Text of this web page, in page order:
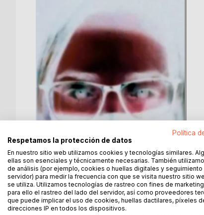
DESCRIPCIÓN SOBRE EL AUTOR
Política
Respetamos la protección de datos
En nuestro sitio web utilizamos cookies y tecnologías similares.
ellas son esenciales y técnicamente necesarias. También
de análisis (por ejemplo, cookies o huellas digitales y
servidor) para medir la frecuencia con que se visita nuestro sitio
se utiliza. Utilizamos tecnologías de rastreo con fines de
para ello el rastreo del lado del servidor, así como proveedores
que puede implicar el uso de cookies, huellas dactilares, píxeles
direcciones IP en todos los dispositivos.